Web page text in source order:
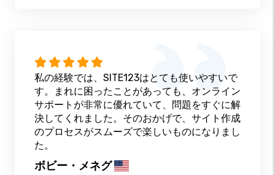
私の経験では、SITE123はとても使いやすいで
す。まれに困ったことがあっても、オンライン
サポートが非常に優れていて、問題をすぐに解
決してくれました。そのおかげで、サイト作成
のプロセスがスムーズで楽しいものになりまし
た。
ボビー・メネグ